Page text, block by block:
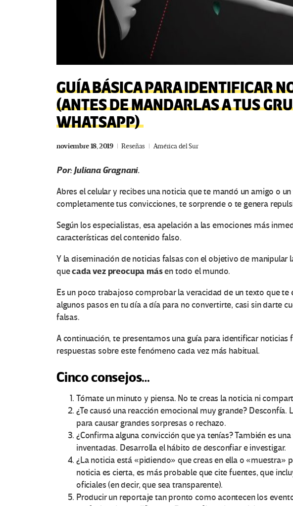
GUÍA BÁSICA PARA IDENTIFICAR
(ANTES DE MANDARLAS A TUS
WHATSAPP)
noviembre 18, 2019 Reseñas América del Sur
Por: Juliana Gragnani.
Abres el celular y recibes una noticia que te mandó un amigo o
completamente tus convicciones, te sorprende o te genera
Según los especialistas, esa apelación a las emociones más
características del contenido falso.
Y la diseminación de noticias falsas con el objetivo de manipular
quecada vez preocupa másen todo el mundo.
Es un poco trabajoso comprobar la veracidad de un texto que te
algunos pasos en tu día a día para no convertirte, casi sin darte
falsas.
A continuación, te presentamos una guía para identificar noticias
respuestas sobre este fenómeno cada vez más habitual.
Cinco consejos…
Tómate un minuto y piensa. No te creas la noticia ni
¿Te causó una reacción emocional muy grande? Desconfía.
para causar grandes sorpresas o rechazo.
¿Confirma alguna convicción que ya tenías? También es
inventadas. Desarrolla el hábito de desconfiar e investigar.
¿La noticia está «pidiendo» que creas en ella o «muestra»
noticia es cierta, es más probable que cite fuentes, que
oficiales (en decir, que sea transparente).
Producir un reportaje tan pronto como acontecen los